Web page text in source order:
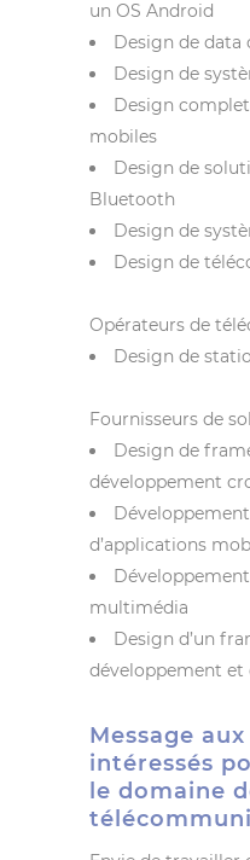
un OS Android
Design de data
Design de
Design
mobiles
Design de
Bluetooth
Design de
Design de
Opérateurs de
Design de
Fournisseurs de
Design de
développement
d’applications
multimédia
Design d’un
développement et
Message
intéressés
le domaine